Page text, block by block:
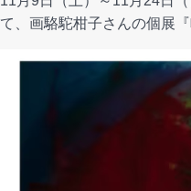
て、画駱駝柑子さんの個展